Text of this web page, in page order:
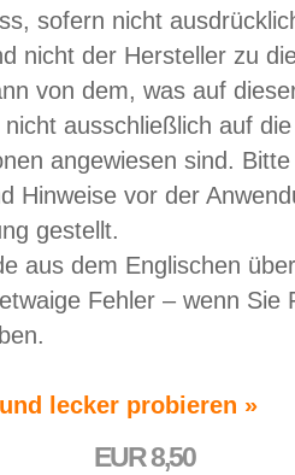
sofern nicht
nicht der Hersteller zu
von dem, was auf
ausschließlich auf
angewiesen sind.
Hinweise vor der
gestellt.
aus dem Englischen
Fehler – wenn Sie
lecker probieren »
EUR 8,50